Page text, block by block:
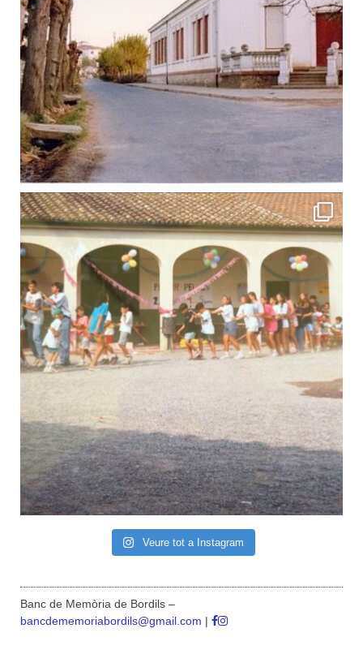
Veure tot a Instagram
Banc de Memòria de Bordils –
bancdememoriabordils@gmail.com |